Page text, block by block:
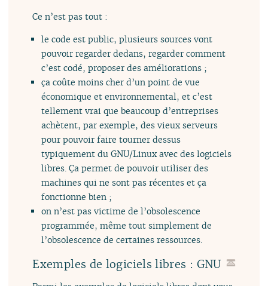
Ce n’est pas tout :
le code est public, plusieurs sources vont
pouvoir regarder dedans, regarder comment
c’est codé, proposer des améliorations ;
ça coûte moins cher d’un point de vue
économique et environnemental, et c’est
tellement vrai que beaucoup d’entreprises
achètent, par exemple, des vieux serveurs
pour pouvoir faire tourner dessus
typiquement du GNU/Linux avec des logiciels
libres. Ça permet de pouvoir utiliser des
machines qui ne sont pas récentes et ça
fonctionne bien ;
on n’est pas victime de l’obsolescence
programmée, même tout simplement de
l’obsolescence de certaines ressources.
Exemples de logiciels libres : GNU